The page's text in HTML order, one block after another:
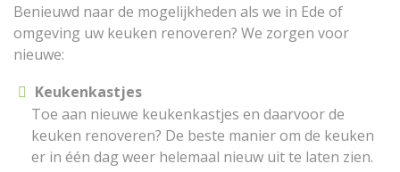
Benieuwd naar de mogelijkheden als we in Ede of
omgeving uw keuken renoveren? We zorgen voor
nieuwe:
Keukenkastjes
Toe aan nieuwe keukenkastjes en daarvoor de
keuken renoveren? De beste manier om de keuken
er in één dag weer helemaal nieuw uit te laten zien.